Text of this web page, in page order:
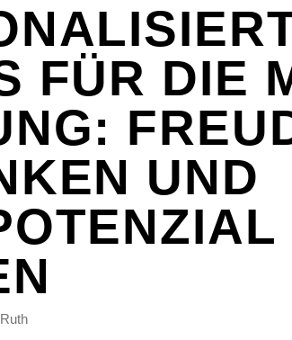
FÜR DIE
UND